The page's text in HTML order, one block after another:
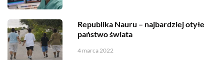
Republika Nauru – najbardziej otyłe
państwo świata
4 marca 2022